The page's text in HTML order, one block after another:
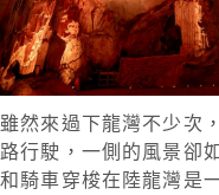
雖然來過下龍灣不少次
路行駛，一側的風景卻
和騎車穿梭在陸龍灣是